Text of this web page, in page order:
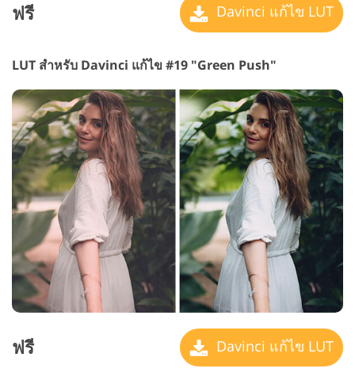
ฟรี Davinci แก้ไข LUT
LUT สำหรับ Davinci แก้ไข #19 "Green Push"
ฟรี Davinci แก้ไข LUT